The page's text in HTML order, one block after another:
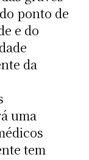
ponto de
e do
da
uma
tem